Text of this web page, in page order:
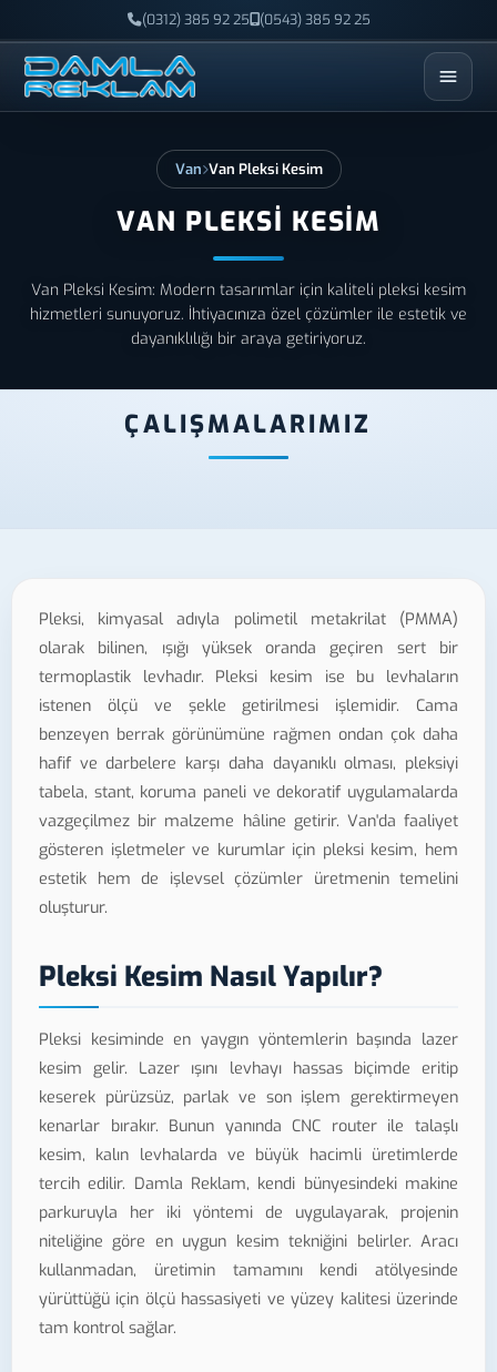
(0312) 385 92 25 (0543) 385 92 25
ESC
Van Van Pleksi Kesim
VAN PLEKSI KESIM
Van Pleksi Kesim: Modern tasarımlar için kaliteli pleksi kesim
hizmetleri sunuyoruz. İhtiyacınıza özel çözümler ile estetik ve
dayanıklılığı bir araya getiriyoruz.
ÇALIŞMALARIMIZ
Pleksi, kimyasal adıyla polimetil metakrilat (PMMA)
olarak bilinen, ışığı yüksek oranda geçiren sert bir
termoplastik levhadır. Pleksi kesim ise bu levhaların
istenen ölçü ve şekle getirilmesi işlemidir. Cama
benzeyen berrak görünümüne rağmen ondan çok daha
hafif ve darbelere karşı daha dayanıklı olması, pleksiyi
tabela, stant, koruma paneli ve dekoratif uygulamalarda
vazgeçilmez bir malzeme hâline getirir. Van'da faaliyet
gösteren işletmeler ve kurumlar için pleksi kesim, hem
estetik hem de işlevsel çözümler üretmenin temelini
oluşturur.
Pleksi Kesim Nasıl Yapılır?
Pleksi kesiminde en yaygın yöntemlerin başında lazer
kesim gelir. Lazer ışını levhayı hassas biçimde eritip
keserek pürüzsüz, parlak ve son işlem gerektirmeyen
kenarlar bırakır. Bunun yanında CNC router ile talaşlı
kesim, kalın levhalarda ve büyük hacimli üretimlerde
tercih edilir. Damla Reklam, kendi bünyesindeki makine
parkuruyla her iki yöntemi de uygulayarak, projenin
niteliğine göre en uygun kesim tekniğini belirler. Aracı
kullanmadan, üretimin tamamını kendi atölyesinde
yürüttüğü için ölçü hassasiyeti ve yüzey kalitesi üzerinde
tam kontrol sağlar.